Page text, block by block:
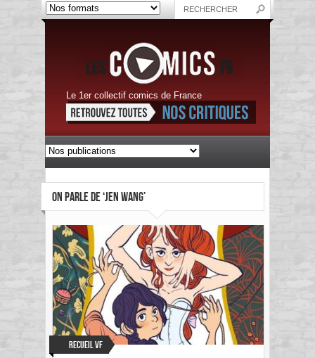
Le 1er collectif comics de France
ON PARLE DE ‘JEN WANG’
Recueil VF